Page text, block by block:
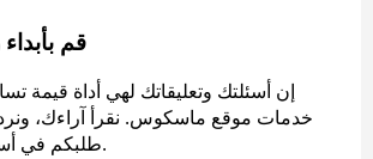
قم
إن أسئلتك وتعليقاتك لهي أداة قيمة
خدمات موقع ماسكوس. نقرأ آراءك، ونرد
طلبكم في أسرع وقت ممكن.